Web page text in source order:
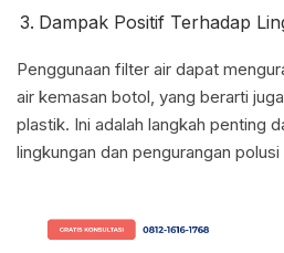
Dampak Positif Terhadap
Penggunaan filter air dapat
air kemasan botol, yang berarti
plastik. Ini adalah langkah penting
lingkungan dan pengurangan